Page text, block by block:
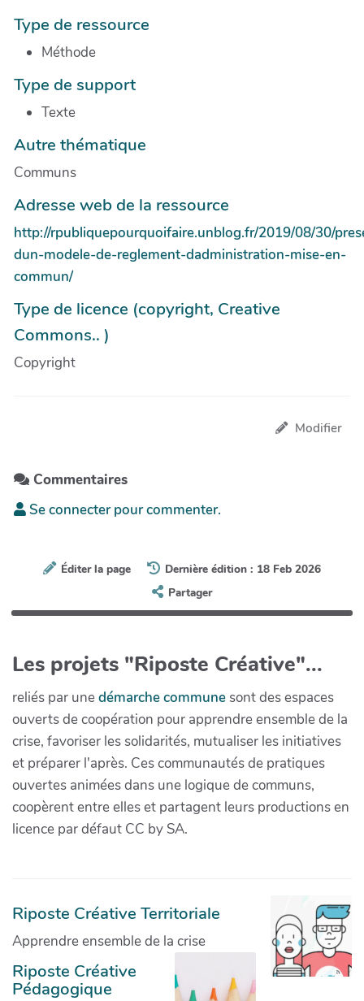
Type de ressource
Méthode
Type de support
Texte
Autre thématique
Communs
Adresse web de la ressource
http://rpubliquepourquoifaire.unblog.fr/2019/08/30/
dun-modele-de-reglement-dadministration-mise-en-
commun/
Type de licence (copyright, Creative
Commons.. )
Copyright
Modifier
Commentaires
Se connecter pour commenter.
Éditer la page
Dernière édition : 18 Feb 2026
Partager
Les projets "Riposte Créative"...
reliés par unedémarche communesont des espaces
ouverts de coopération pour apprendre ensemble de la
crise, favoriser les solidarités, mutualiser les initiatives
et préparer l'après. Ces communautés de pratiques
ouvertes animées dans une logique de communs,
coopèrent entre elles et partagent leurs productions en
licence par défaut CC by SA.
Riposte Créative Territoriale
Apprendre ensemble de la crise
Riposte Créative
Pédagogique